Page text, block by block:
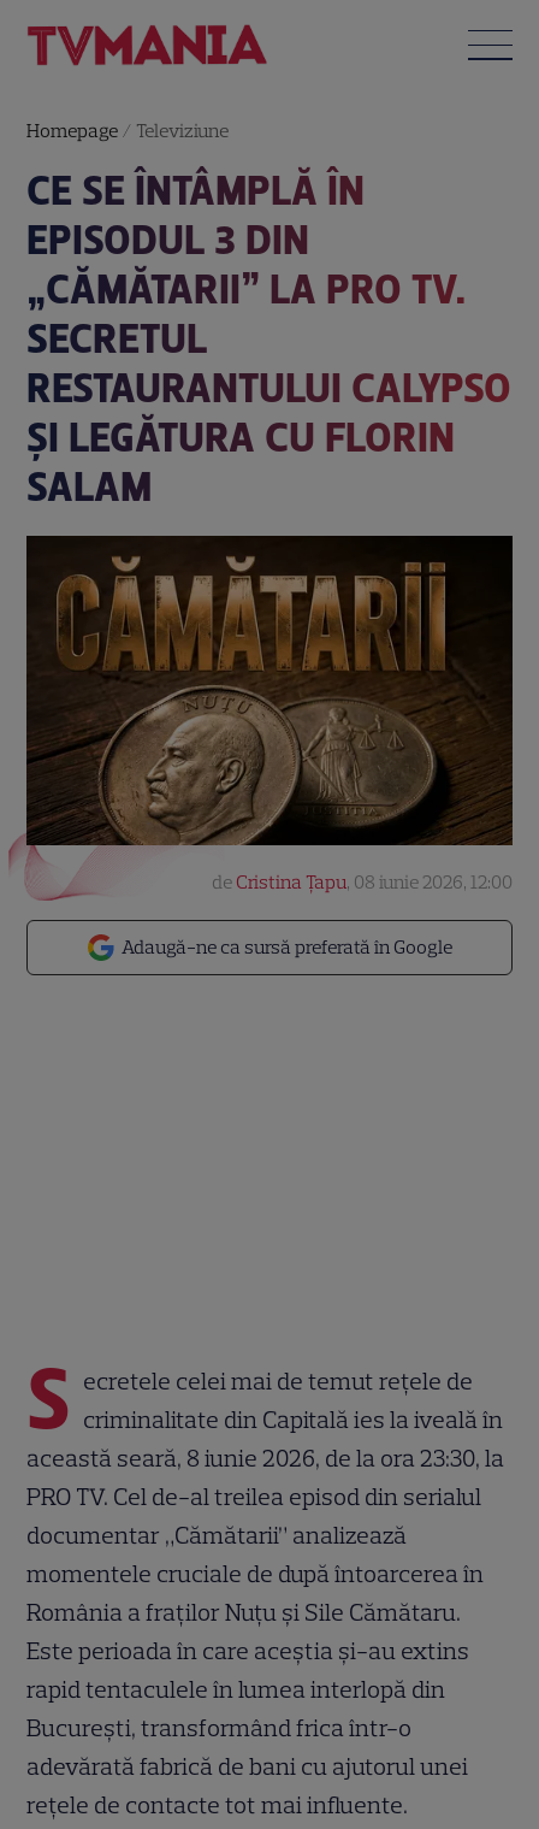
Homepage / Televiziune
CE SE ÎNTÂMPLĂ ÎN
EPISODUL 3 DIN
„CĂMĂTARII” LA PRO TV.
SECRETUL
RESTAURANTULUI CALYPSO
ȘI LEGĂTURA CU FLORIN
SALAM
Adaugă-ne ca sursă preferată în Google
de Cristina Țapu, 08 iunie 2026, 12:00
S ecretele celei mai de temut rețele de
criminalitate din Capitală ies la iveală în
această seară, 8 iunie 2026, de la ora 23:30, la
PRO TV. Cel de-al treilea episod din serialul
documentar „Cămătarii” analizează
momentele cruciale de după întoarcerea în
România a fraților Nuțu și Sile Cămătaru.
Este perioada în care aceștia și-au extins
rapid tentaculele în lumea interlopă din
București, transformând frica într-o
adevărată fabrică de bani cu ajutorul unei
rețele de contacte tot mai influente.